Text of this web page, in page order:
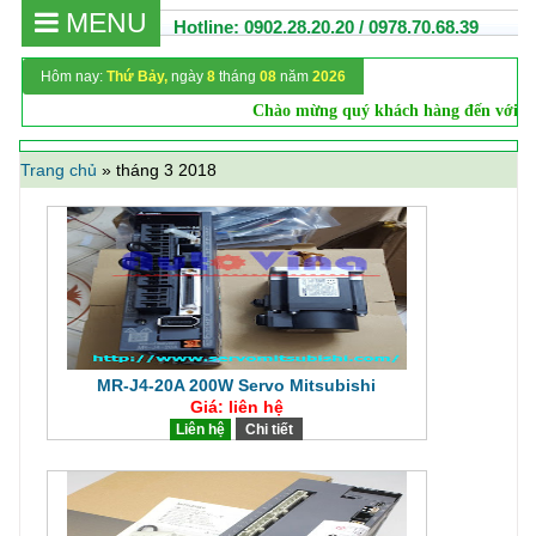
Hotline: 0902.28.20.20 / 0978.70.68.39
MENU
Hôm nay: Thứ Bảy, ngày 8 tháng 08 năm 2026
Chào mừng quý khách hàng đến với
Trang chủ » tháng 3 2018
MR-J4-20A 200W Servo Mitsubishi
Giá: liên hệ
Liên hệ Chi tiết